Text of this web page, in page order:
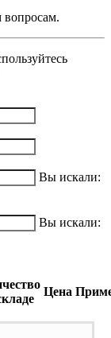
вопросам.
Вы искали:
Вы искали:
Цена